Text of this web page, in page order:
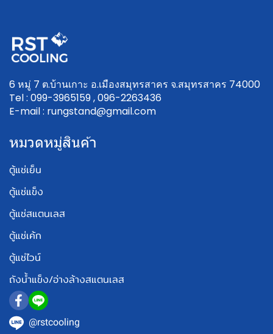
6 หมู่ 7 ต.บ้านเกาะ อ.เมืองสมุทรสาคร จ.สมุทรสาคร 74000
Tel : 099-3965159 , 096-2263436
E-mail : rungstand@gmail.com
หมวดหมู่สินค้า
ตู้แช่เย็น
ตู้แช่แข็ง
ตู้แช่สแตนเลส
ตู้แช่เค้ก
ตู้แช่ไวน์
ถังน้ำแข็ง/อ่างล้างสแตนเลส
@rstcooling